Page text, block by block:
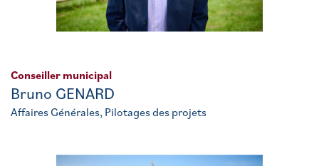
Conseiller municipal
Bruno GENARD
Affaires Générales, Pilotages des projets